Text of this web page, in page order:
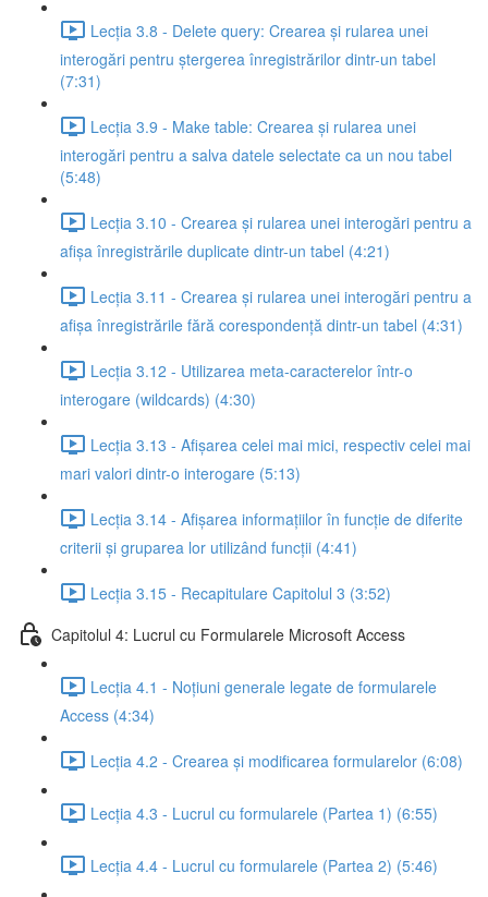
Lecția 3.8 - Delete query: Crearea și rularea unei
interogări pentru ștergerea înregistrărilor dintr-un tabel
(7:31)
Lecția 3.9 - Make table: Crearea și rularea unei
interogări pentru a salva datele selectate ca un nou tabel
(5:48)
Lecția 3.10 - Crearea și rularea unei interogări pentru a
afișa înregistrările duplicate dintr-un tabel (4:21)
Lecția 3.11 - Crearea și rularea unei interogări pentru a
afișa înregistrările fără corespondență dintr-un tabel (4:31)
Lecția 3.12 - Utilizarea meta-caracterelor într-o
interogare (wildcards) (4:30)
Lecția 3.13 - Afișarea celei mai mici, respectiv celei mai
mari valori dintr-o interogare (5:13)
Lecția 3.14 - Afișarea informațiilor în funcție de diferite
criterii și gruparea lor utilizând funcții (4:41)
Lecția 3.15 - Recapitulare Capitolul 3 (3:52)
Capitolul 4: Lucrul cu Formularele Microsoft Access
Lecția 4.1 - Noțiuni generale legate de formularele
Access (4:34)
Lecția 4.2 - Crearea și modificarea formularelor (6:08)
Lecția 4.3 - Lucrul cu formularele (Partea 1) (6:55)
Lecția 4.4 - Lucrul cu formularele (Partea 2) (5:46)